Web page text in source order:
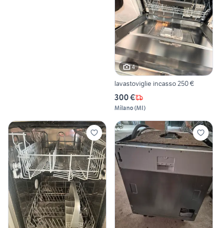
4
lavastoviglie incasso 250 €
300 €
Milano(MI)